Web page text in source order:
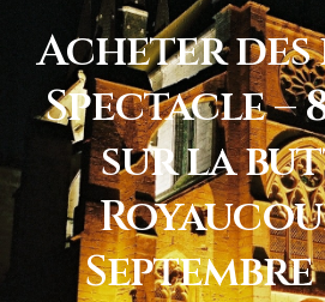
Acheter
Spectacle –
sur la
Septembre